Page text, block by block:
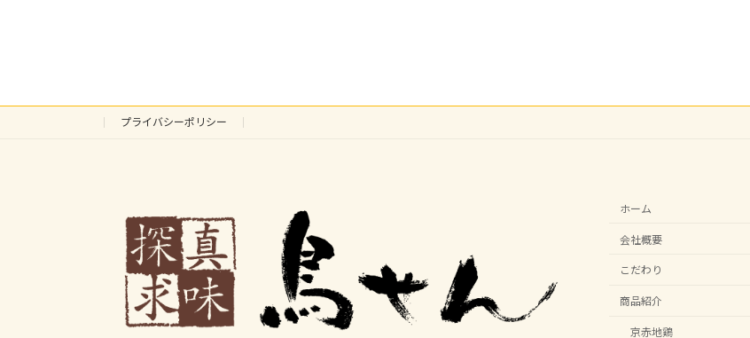
プライバシーポリシー
ホーム
会社概要
こだわり
商品紹介
京赤地鶏